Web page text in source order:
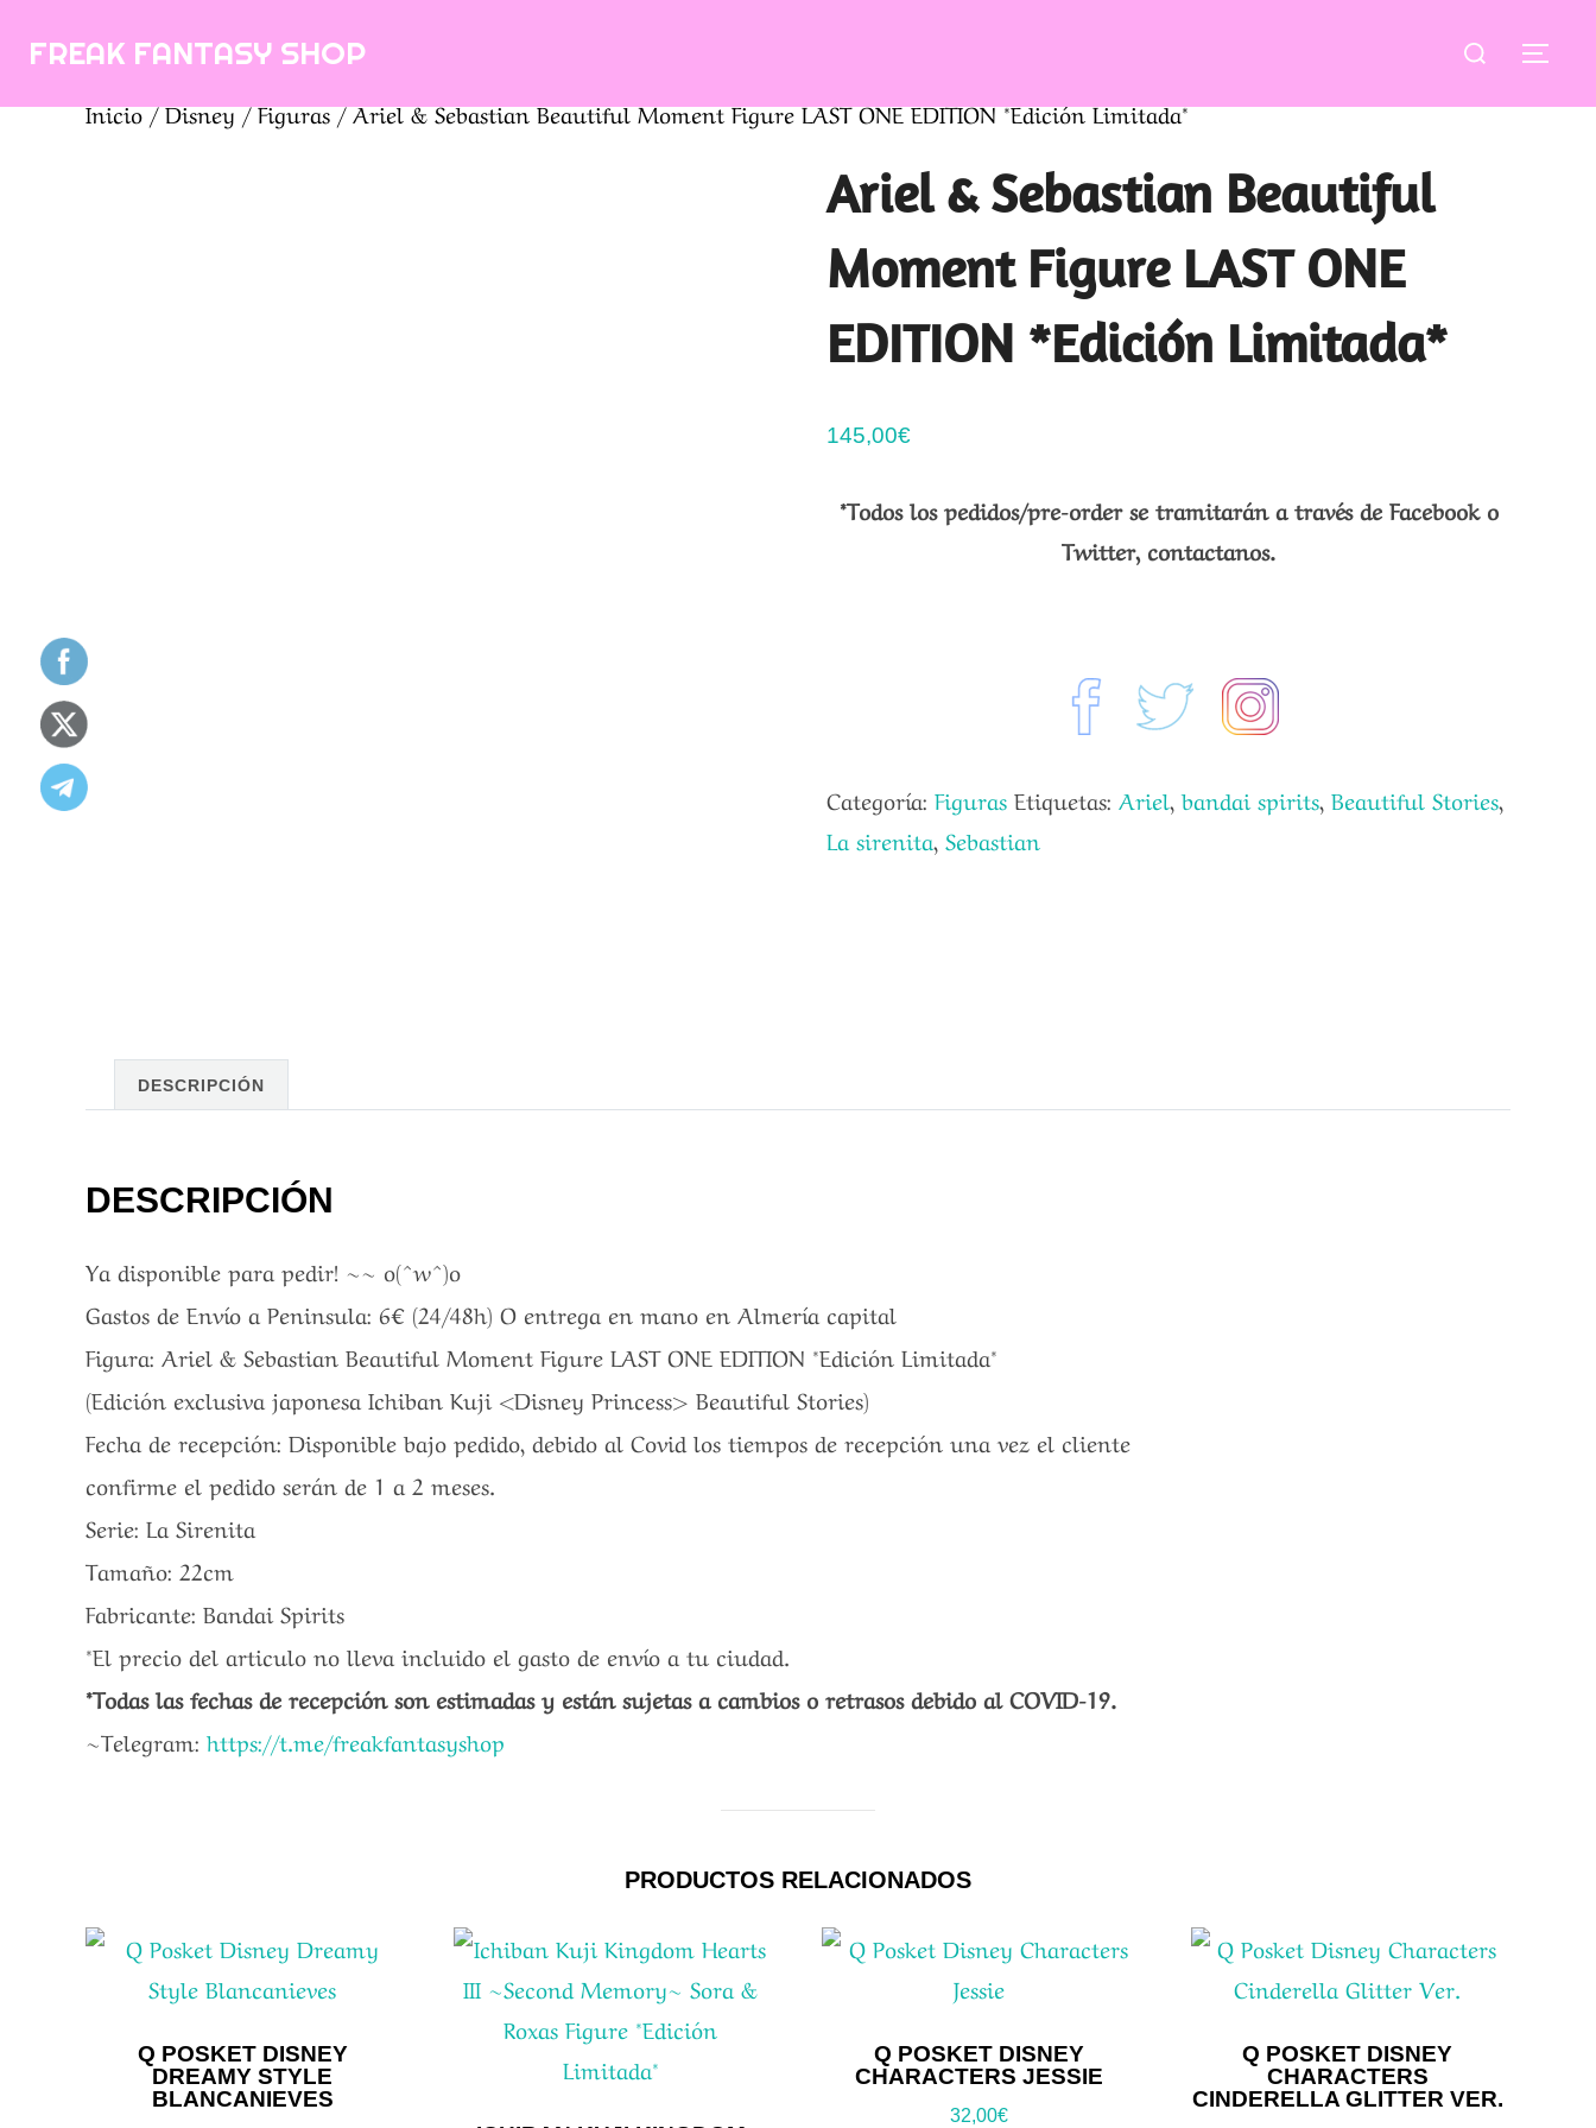
contenido
FREAK FANTASY SHOP Buscar:
Inicio/Disney/Figuras/ Ariel & Sebastian Beautiful Moment Figure LAST ONE EDITION *Edición Limitada*
Ariel & Sebastian Beautiful
Moment Figure LAST ONE
EDITION *Edición Limitada*
145,00€
*Todos los pedidos/pre-order se tramitarán a través de Facebook o
Twitter, contactanos.
Categoría: Figuras Etiquetas: Ariel,bandai spirits, Beautiful Stories,
La sirenita, Sebastian
DESCRIPCIÓN
DESCRIPCIÓN
Ya disponible para pedir! ~~ o(^w^)o
Gastos de Envío a Peninsula: 6€ (24/48h) O entrega en mano en Almería capital
Figura: Ariel & Sebastian Beautiful Moment Figure LAST ONE EDITION *Edición Limitada*
(Edición exclusiva japonesa Ichiban Kuji <Disney Princess> Beautiful Stories)
Fecha de recepción: Disponible bajo pedido, debido al Covid los tiempos de recepción una vez el cliente
confirme el pedido serán de 1 a 2 meses.
Serie: La Sirenita
Tamaño: 22cm
Fabricante: Bandai Spirits
*El precio del articulo no lleva incluido el gasto de envío a tu ciudad.
*Todas las fechas de recepción son estimadas y están sujetas a cambios o retrasos debido al COVID-19.
~Telegram: https://t.me/freakfantasyshop
PRODUCTOS RELACIONADOS
Q POSKET DISNEY
DREAMY STYLE
BLANCANIEVES
Q POSKET DISNEY
CHARACTERS JESSIE
32,00€
Q POSKET DISNEY
CHARACTERS
CINDERELLA GLITTER VER.